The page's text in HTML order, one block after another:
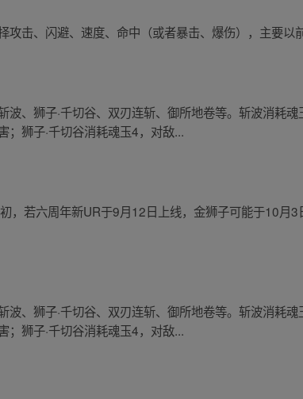
击、闪避、速度、命中（或者暴击、爆伤），主要以
波、狮子·千切谷、双刃连斩、御所地卷等。斩波消耗
；狮子·千切谷消耗魂玉4，对敌...
，若六周年新UR于9月12日上线，金狮子可能于10月
波、狮子·千切谷、双刃连斩、御所地卷等。斩波消耗
；狮子·千切谷消耗魂玉4，对敌...